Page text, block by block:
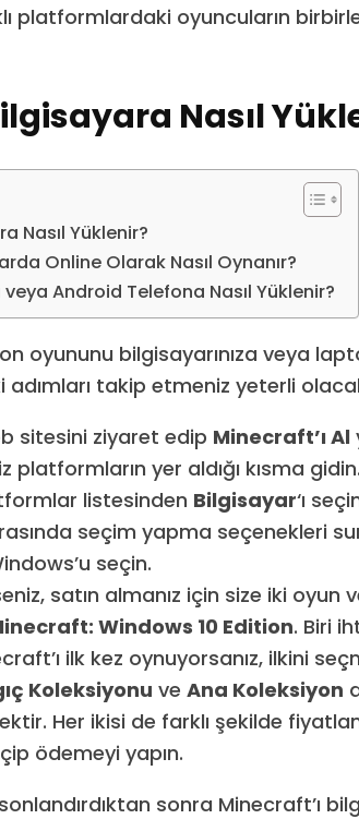
platformlardaki oyuncuların
Nasıl
Nasıl Yüklenir?
Online Olarak Nasıl Oynanır?
Android Telefona Nasıl Yüklenir?
oyununu bilgisayarınıza veya
adımları takip etmeniz yeterli
sitesini ziyaret edip Minecraft’ı Al
platformların yer aldığı kısma gidin.
listesinden Bilgisayar‘ı
seçim yapma seçenekleri
seçin.
satın almanız için size iki oyun
Windows 10 Edition. Biri
ilk kez oynuyorsanız, ilkini
​​Koleksiyonu ve Ana Koleksiyon
Her ikisi de farklı şekilde
ödemeyi yapın.
sonra Minecraft’ı